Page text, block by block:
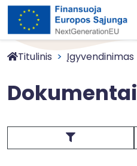
Titulinis Įgyvendinimas
Dokumentai